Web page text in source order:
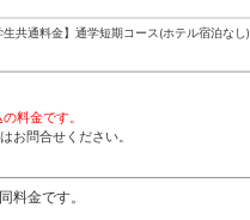
生共通料金】通学短期コース(ホテル宿泊なし)
料金です。
お問合せください。
料金です。